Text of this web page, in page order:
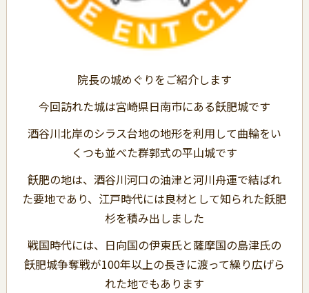
院長の城めぐりをご紹介します
今回訪れた城は宮崎県日南市にある飫肥城です
酒谷川北岸のシラス台地の地形を利用して曲輪をい
くつも並べた群郭式の平山城です
飫肥の地は、酒谷川河口の油津と河川舟運で結ばれ
た要地であり、江戸時代には良材として知られた飫肥
杉を積み出しました
戦国時代には、日向国の伊東氏と薩摩国の島津氏の
飫肥城争奪戦が100年以上の長きに渡って繰り広げら
れた地でもあります